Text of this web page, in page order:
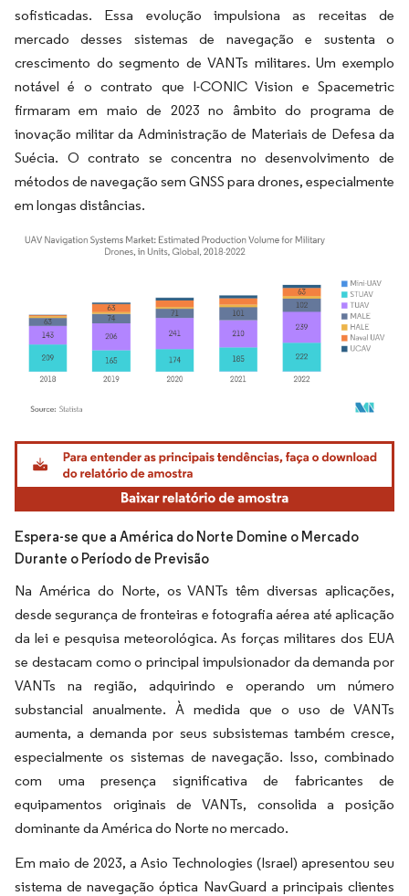
sofisticadas. Essa evolução impulsiona as receitas de
mercado desses sistemas de navegação e sustenta o
crescimento do segmento de VANTs militares. Um exemplo
notável é o contrato que I-CONIC Vision e Spacemetric
firmaram em maio de 2023 no âmbito do programa de
inovação militar da Administração de Materiais de Defesa da
Suécia. O contrato se concentra no desenvolvimento de
métodos de navegação sem GNSS para drones, especialmente
em longas distâncias.
Imagem © Mordor Intelligence. O reuso requer atribuição conforme CC BY 4.0.
Espera-se que a América do Norte Domine o Mercado
Durante o Período de Previsão
Na América do Norte, os VANTs têm diversas aplicações,
desde segurança de fronteiras e fotografia aérea até aplicação
da lei e pesquisa meteorológica. As forças militares dos EUA
se destacam como o principal impulsionador da demanda por
VANTs na região, adquirindo e operando um número
substancial anualmente. À medida que o uso de VANTs
aumenta, a demanda por seus subsistemas também cresce,
especialmente os sistemas de navegação. Isso, combinado
com uma presença significativa de fabricantes de
equipamentos originais de VANTs, consolida a posição
dominante da América do Norte no mercado.
Em maio de 2023, a Asio Technologies (Israel) apresentou seu
sistema de navegação óptica NavGuard a principais clientes